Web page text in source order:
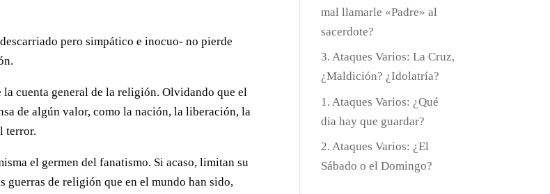
pero simpático e inocuo- no pierde
cuenta general de la religión. Olvidando que el
de algún valor, como la nación, la liberación, la
terror.
el germen del fanatismo. Si acaso, limitan su
guerras de religión que en el mundo han sido,
mal llamarle «Padre» al
sacerdote?
3. Ataques Varios: La Cruz,
¿Maldición? ¿Idolatría?
1. Ataques Varios: ¿Qué
dia hay que guardar?
2. Ataques Varios: ¿El
Sábado o el Domingo?